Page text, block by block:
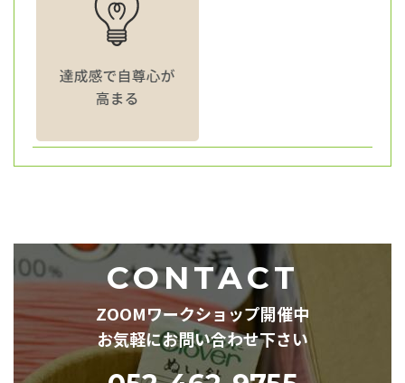
CONTACT
ZOOMワークショップ開催中
お気軽にお問い合わせ下さい